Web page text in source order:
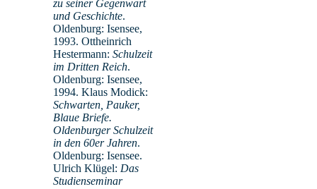
zu seiner Gegenwart
und Geschichte.
Oldenburg: Isensee,
1993. Ottheinrich
Hestermann: Schulzeit
im Dritten Reich.
Oldenburg: Isensee,
1994. Klaus Modick:
Schwarten, Pauker,
Blaue Briefe.
Oldenburger Schulzeit
in den 60er Jahren.
Oldenburg: Isensee.
Ulrich Klügel: Das
Studienseminar